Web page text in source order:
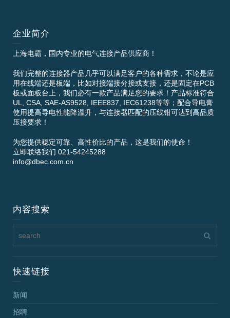
企业简介
上海电霸，国内专业的电气连接产品供应商！
我们完整的连接器产品几乎可以满足客户的各种需求，不论是应
用在线端还是板端，比如对接端接分接或支接，还是固定在PCB
板或面板台上，我们必有一款产品满足您的要求！产品标准符合
UL, CSA, SAE-AS9528, IEEE837, IEC61238等等；配合导电膏
使用提高导电性能降温升，与连接器匹配的压线钳可达到高品质
压接要求！
为您提供稳定可靠、高性价比的产品，这是我们的使命！
立即联络我们 021-54245288
info@dbec.com.cn
内容搜索
快速链接
新闻
招聘